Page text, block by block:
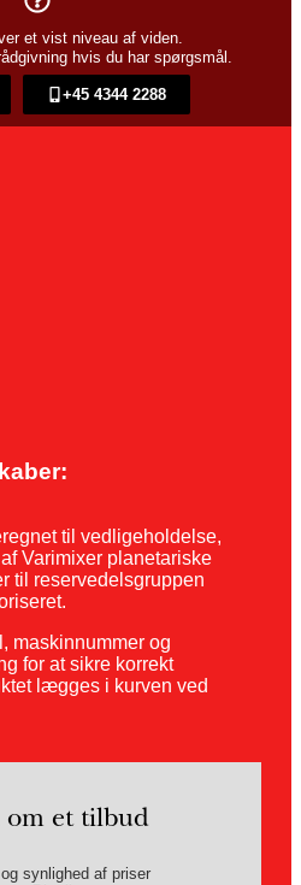
et vist niveau af viden.
hvis du har spørgsmål.
+45 4344 2288​
til vedligeholdelse,
Varimixer planetariske
til reservedelsgruppen
maskinnummer og
for at sikre korrekt
lægges i kurven ved
om et tilbud
synlighed af priser